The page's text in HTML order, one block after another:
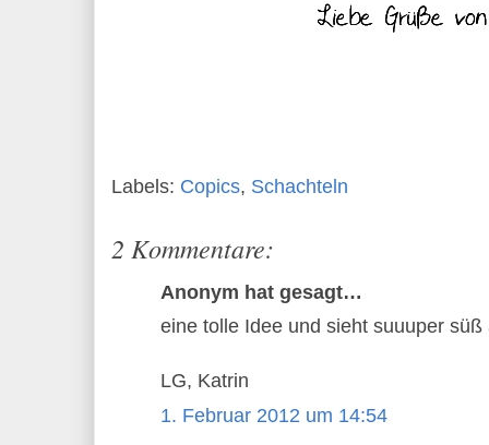
Labels: Copics, Schachteln
2 Kommentare:
Anonym hat gesagt…
eine tolle Idee und sieht suuuper süß
LG, Katrin
1. Februar 2012 um 14:54